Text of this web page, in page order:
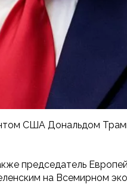
США Дональдом
председатель
на Всемирном